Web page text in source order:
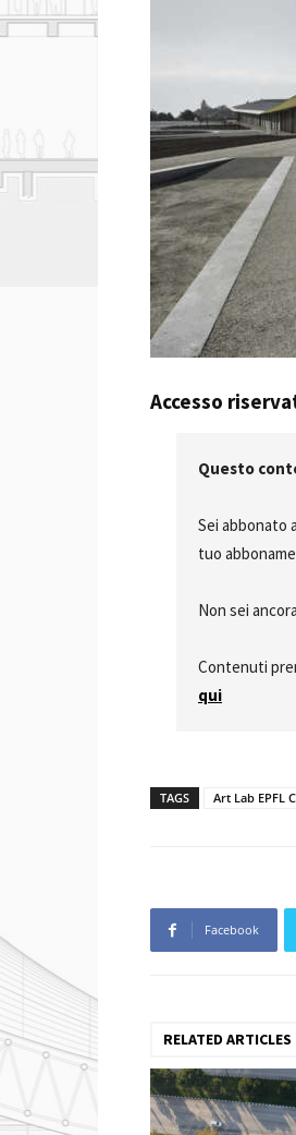
Accesso
Questo
Sei abbonato
tuo
Non sei
Contenuti
qui
TAGS Art Lab EPFL
Facebook
RELATED ARTICLES